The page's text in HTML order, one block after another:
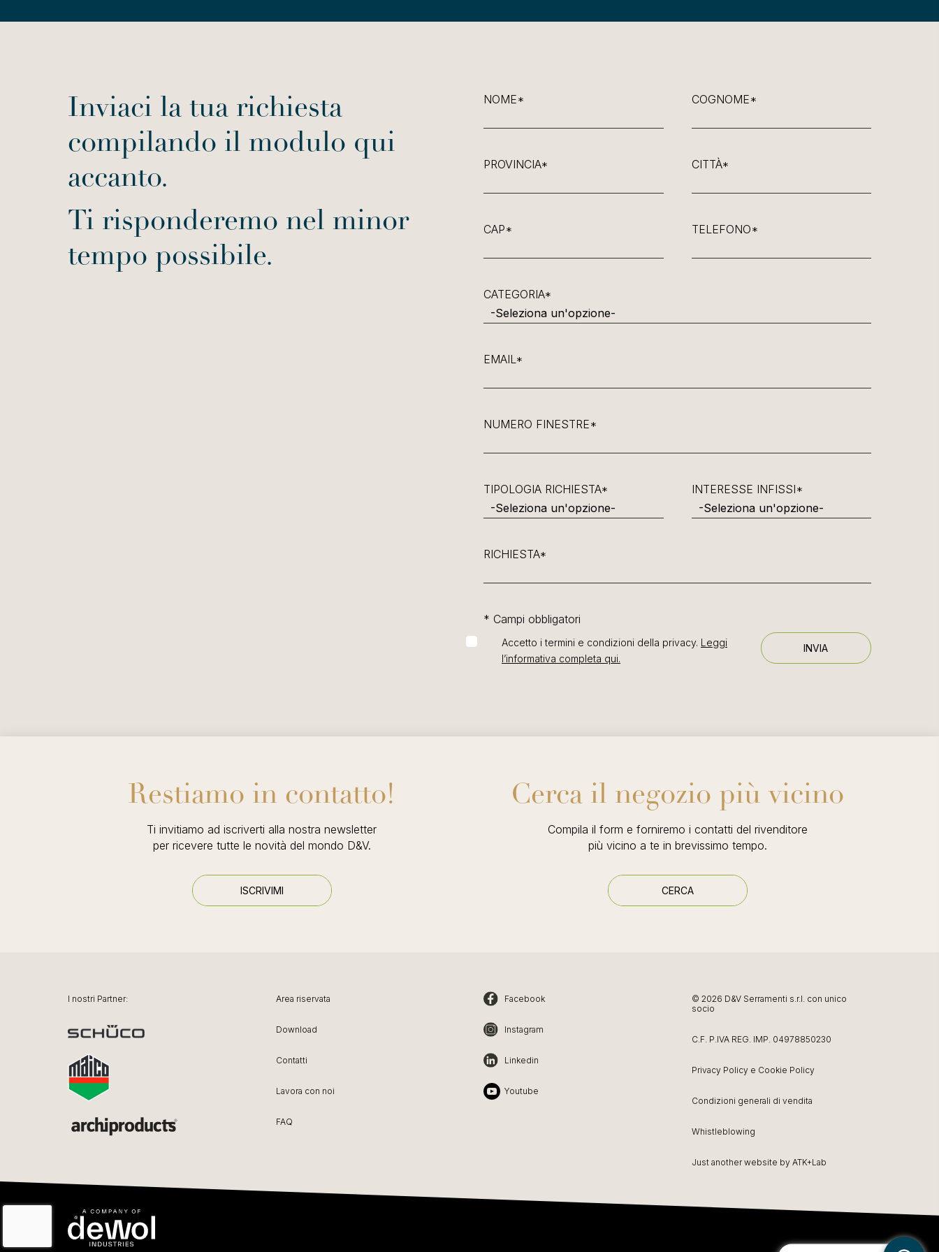
Inviaci la tua richiesta
compilando il modulo qui
accanto.
Ti risponderemo nel minor
tempo possibile.
NOME* COGNOME*
PROVINCIA* CITTÀ*
CAP* TELEFONO*
CATEGORIA*
EMAIL*
NUMERO FINESTRE*
TIPOLOGIA RICHIESTA* INTERESSE INFISSI*
RICHIESTA*
* Campi obbligatori
Accetto i termini e condizioni della privacy. Leggi
l’informativa completa qui.
Restiamo in contatto!
Ti invitiamo ad iscriverti alla nostra newsletter
per ricevere tutte le novità del mondo D&V.
ISCRIVIMI
Cerca il negozio più vicino
Compila il form e forniremo i contatti del rivenditore
più vicino a te in brevissimo tempo.
CERCA
I nostri Partner: Area riservata
Download
Contatti
Lavora con noi
FAQ
Facebook
Instagram
Linkedin
Youtube
© 2026 D&V Serramenti s.r.l. con unico
socio
C.F. P.IVA REG. IMP. 04978850230
Privacy Policy e Cookie Policy
Condizioni generali di vendita
Whistleblowing
Just another website by ATK+Lab